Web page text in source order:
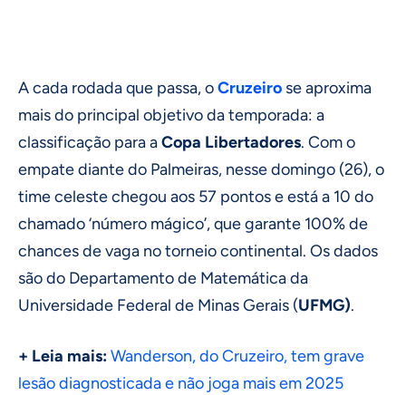
A cada rodada que passa, oCruzeiro se aproxima
mais do principal objetivo da temporada: a
classificação para aCopa Libertadores. Com o
empate diante do Palmeiras, nesse domingo (26), o
time celeste chegou aos 57 pontos e está a 10 do
chamado ‘número mágico’, que garante 100% de
chances de vaga no torneio continental. Os dados
são do Departamento de Matemática da
Universidade Federal de Minas Gerais (UFMG).
+ Leia mais:Wanderson, do Cruzeiro, tem grave
lesão diagnosticada e não joga mais em 2025